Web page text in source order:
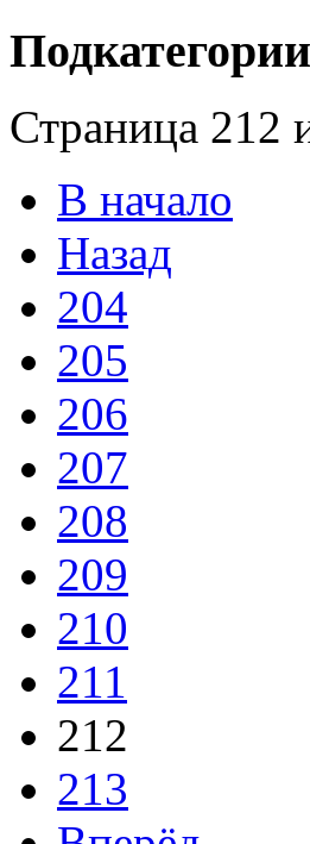
Подкатегории
Страница 212
В начало
Назад
204
205
206
207
208
209
210
211
212
213